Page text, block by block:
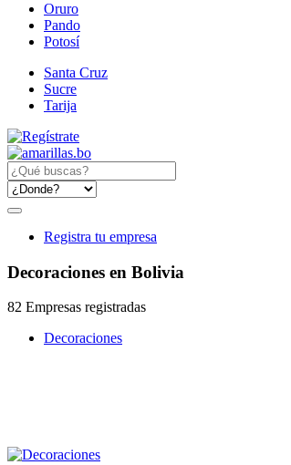
Oruro
Pando
Potosí
Santa Cruz
Sucre
Tarija
Registra tu empresa
Decoraciones en Bolivia
82 Empresas registradas
Decoraciones